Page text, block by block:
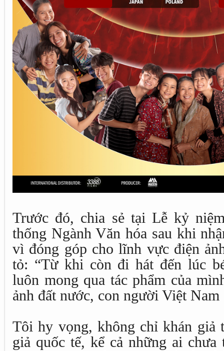
Trước đó, chia sẻ tại Lễ kỷ
thống Ngành Văn hóa sau khi
vì đóng góp cho lĩnh vực điện
tỏ: “Từ khi còn đi hát đến lúc
luôn mong qua tác phẩm của
ảnh đất nước, con người Việt Nam
Tôi hy vọng, không chỉ khán giả
giả quốc tế, kể cả những ai chưa